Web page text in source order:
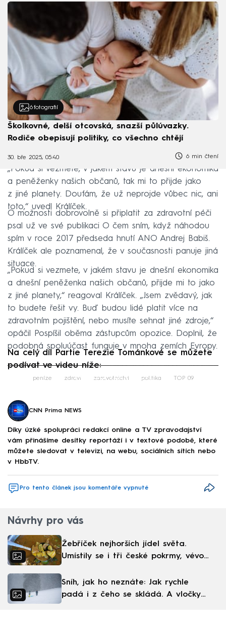
6 fotografií
Školkovné, delší otcovská, snazší půlúvazky.
Rodiče obepisují politiky, co všechno chtějí
30. bře 2025, 05:40 6 min čtení
„Pokud si vezmete, v jakém stavu je dnešní ekonomika
a peněženky našich občanů, tak mi to přijde jako
z jiné planety. Doufám, že už neprojde vůbec nic, ani
toto,“ uvedl Králíček.
O možnosti dobrovolně si připlatit za zdravotní péči
psal už ve své publikaci O čem sním, když náhodou
spím v roce 2017 předseda hnutí ANO Andrej Babiš.
Králíček ale poznamenal, že v současnosti panuje jiná
situace.
„Pokud si vezmete, v jakém stavu je dnešní ekonomika
a dnešní peněženka našich občanů, přijde mi to jako
z jiné planety,“ reagoval Králíček. „Jsem zvědavý, jak
to budete řešit vy. Buď budou lidé platit více na
zdravotním pojištění, nebo musíte sehnat jiné zdroje,“
opáčil Pospíšil oběma zástupcům opozice. Doplnil, že
podobná spoluúčast funguje v mnoha zemích Evropy.
Na celý díl Partie Terezie Tománkové se můžete
podívat ve videu níže:
Failed to fetch
peníze zdraví zdravotnictví politika TOP 09
CNN Prima NEWS
Díky úzké spolupráci redakcí online a TV zpravodajství
vám přinášíme desítky reportáží i v textové podobě, které
můžete sledovat v televizi, na webu, sociálních sítích nebo
v HbbTV.
Pro tento článek jsou komentáře vypnuté
Návrhy pro vás
Žebříček nejhorších jídel světa.
Umístily se i tři české pokrmy, vévodí
Sníh, jak ho neznáte: Jak rychle
padá i z čeho se skládá. A vločky